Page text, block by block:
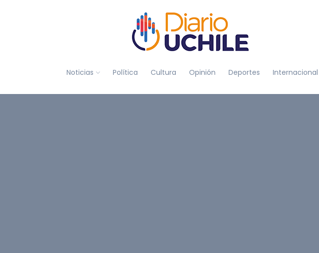
Noticias Política Cultura Opinión Deportes Internacional